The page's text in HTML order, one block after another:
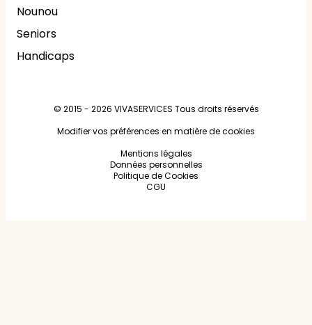
Nounou
Seniors
Handicaps
© 2015 - 2026 VIVASERVICES Tous droits réservés
Modifier vos préférences en matière de cookies
Mentions légales
Données personnelles
Politique de Cookies
CGU